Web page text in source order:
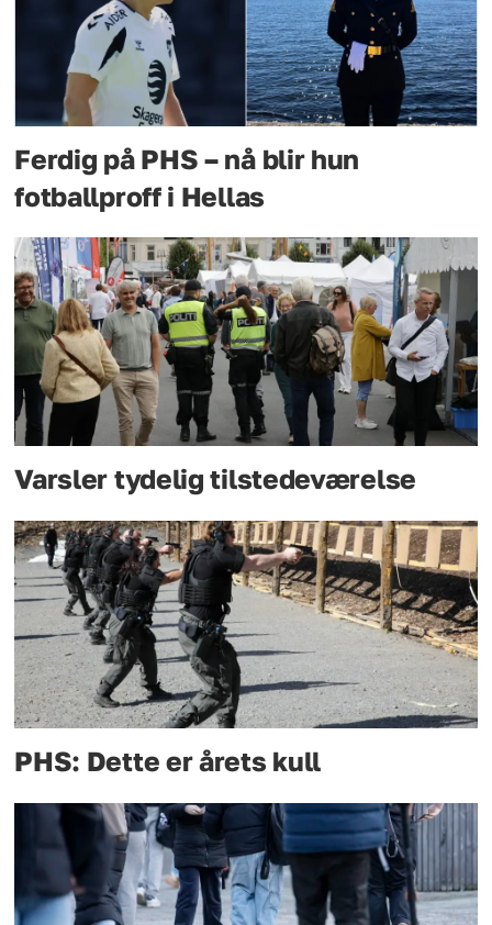
Ferdig på PHS – nå blir hun
fotballproff i Hellas
Varsler tydelig tilstedeværelse
PHS: Dette er årets kull